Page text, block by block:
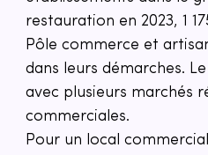
restauration en 2023, 1
Pôle commerce et
dans leurs démarches.
avec plusieurs marchés
commerciales.
Pour un local